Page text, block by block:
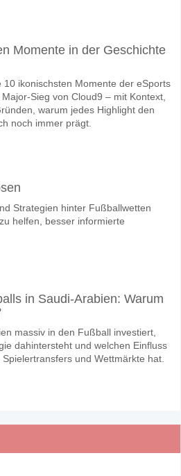
Momente in der Geschichte
10 ikonischsten Momente der eSports
Sieg von Cloud9 – mit Kontext,
warum jedes Highlight den
noch immer prägt.
Strategien hinter Fußballwetten
helfen, besser informierte
in Saudi-Arabien: Warum
massiv in den Fußball investiert,
dahintersteht und welchen Einfluss
und Wettmärkte hat.